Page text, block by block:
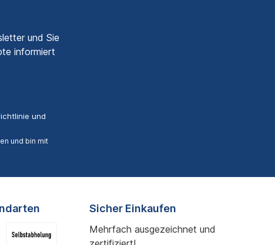
und Sie
informiert
und
und bin mit
Sicher Einkaufen
Mehrfach ausgezeichnet und